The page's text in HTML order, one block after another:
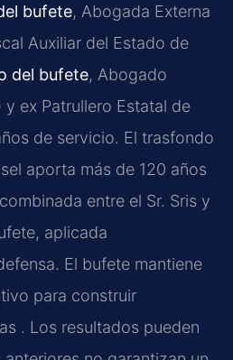
bufete, Abogada Externa
Auxiliar del Estado de
del bufete, Abogado
y ex Patrullero Estatal de
de servicio. El trasfondo
aporta más de 120 años
entre el Sr. Sris y
aplicada
El bufete mantiene
para construir
. Los resultados pueden